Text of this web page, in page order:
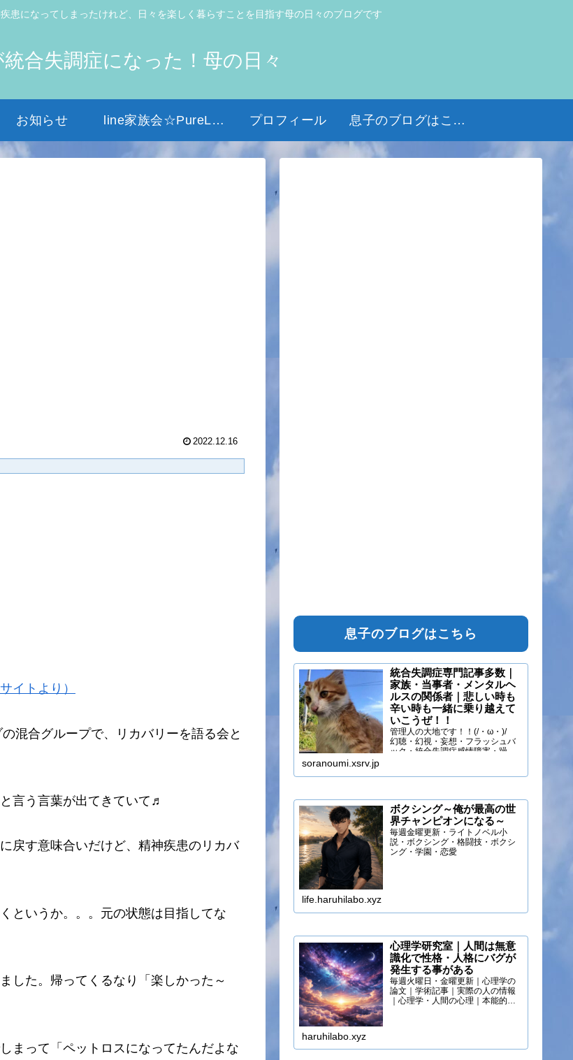
患になってしまったけれど、日々を楽しく暮らすことを目指す母の日々のブログです
合失調症になった！母の日々
お知らせ line家族会☆PureLight☆ プロフィール 息子のブログはこちら
2022.12.16
イトより）
混合グループで、リカバリーを語る会と
言う言葉が出てきていて♬
戻す意味合いだけど、精神疾患のリカバ
というか。。。元の状態は目指してな
した。帰ってくるなり「楽しかった～
まって「ペットロスになってたんだよな
息子のブログはこちら
統合失調症専門記事多数｜
家族・当事者・メンタルヘ
ルスの関係者｜悲しい時も
辛い時も一緒に乗り越えて
いこうぜ！！
管理人の大地です！！(/・ω・)/
幻聴・幻視・妄想・フラッシュバ
ック・統合失調症感情障害・躁う
soranoumi.xsrv.jp
ボクシング～俺が最高の世
界チャンピオンになる～
毎週金曜更新・ライトノベル小
説・ボクシング・格闘技・ボクシ
ング・学園・恋愛
life.haruhilabo.xyz
心理学研究室｜人間は無意
識化で性格・人格にバグが
発生する事がある
毎週火曜日・金曜更新｜心理学の
論文｜学術記事｜実際の人の情報
｜心理学・人間の心理｜本能的心
haruhilabo.xyz